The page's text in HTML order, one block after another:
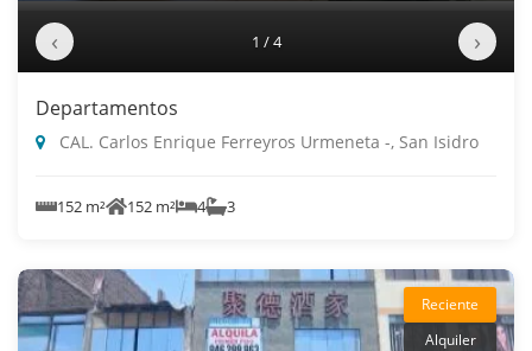
‹ 1 / 4 ›
Departamentos
CAL. Carlos Enrique Ferreyros Urmeneta -, San Isidro
152 m² 152 m² 4 3
Reciente
Alquiler